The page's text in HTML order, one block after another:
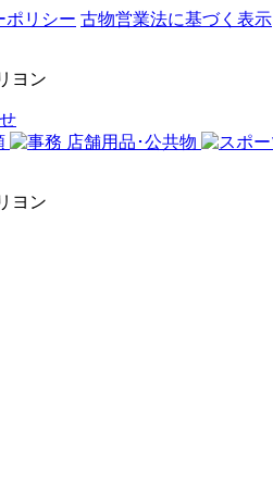
ポリシー 古物営業法に基づく表示
ヨン
ヨン